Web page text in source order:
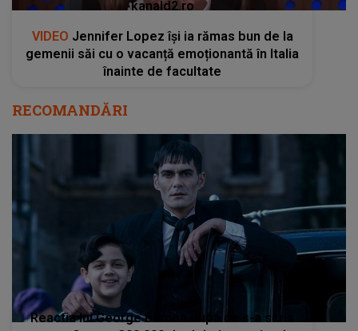
kanald2.ro
VIDEO Jennifer Lopez își ia rămas bun de la
gemenii săi cu o vacanță emoționantă în Italia
înainte de facultate
RECOMANDĂRI
Reactia lui George Burcea dupa ce s-a scris